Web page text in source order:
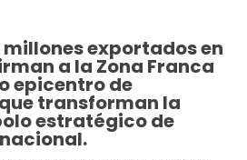
millones exportados en
a la Zona Franca
epicentro de
transforman la
estratégico de